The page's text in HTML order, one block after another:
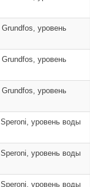
уровень
уровень
уровень
уровень воды
уровень воды
уровень воды